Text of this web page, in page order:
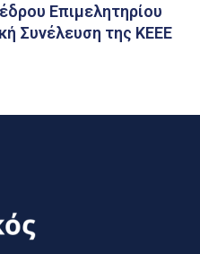
Επιμελητηρίου
Συνέλευση της ΚΕΕΕ